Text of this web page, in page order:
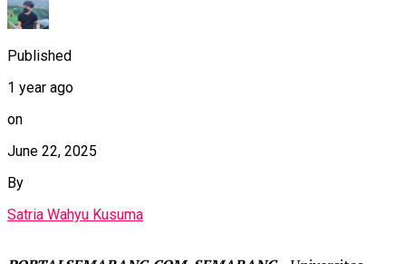
Published
1 year ago
on
June 22, 2025
By
Satria Wahyu Kusuma